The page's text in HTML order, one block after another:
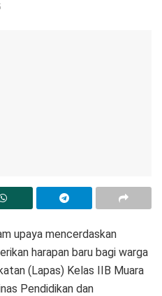
upaya mencerdaskan
harapan baru bagi warga
(Lapas) Kelas IIB Muara
Pendidikan dan